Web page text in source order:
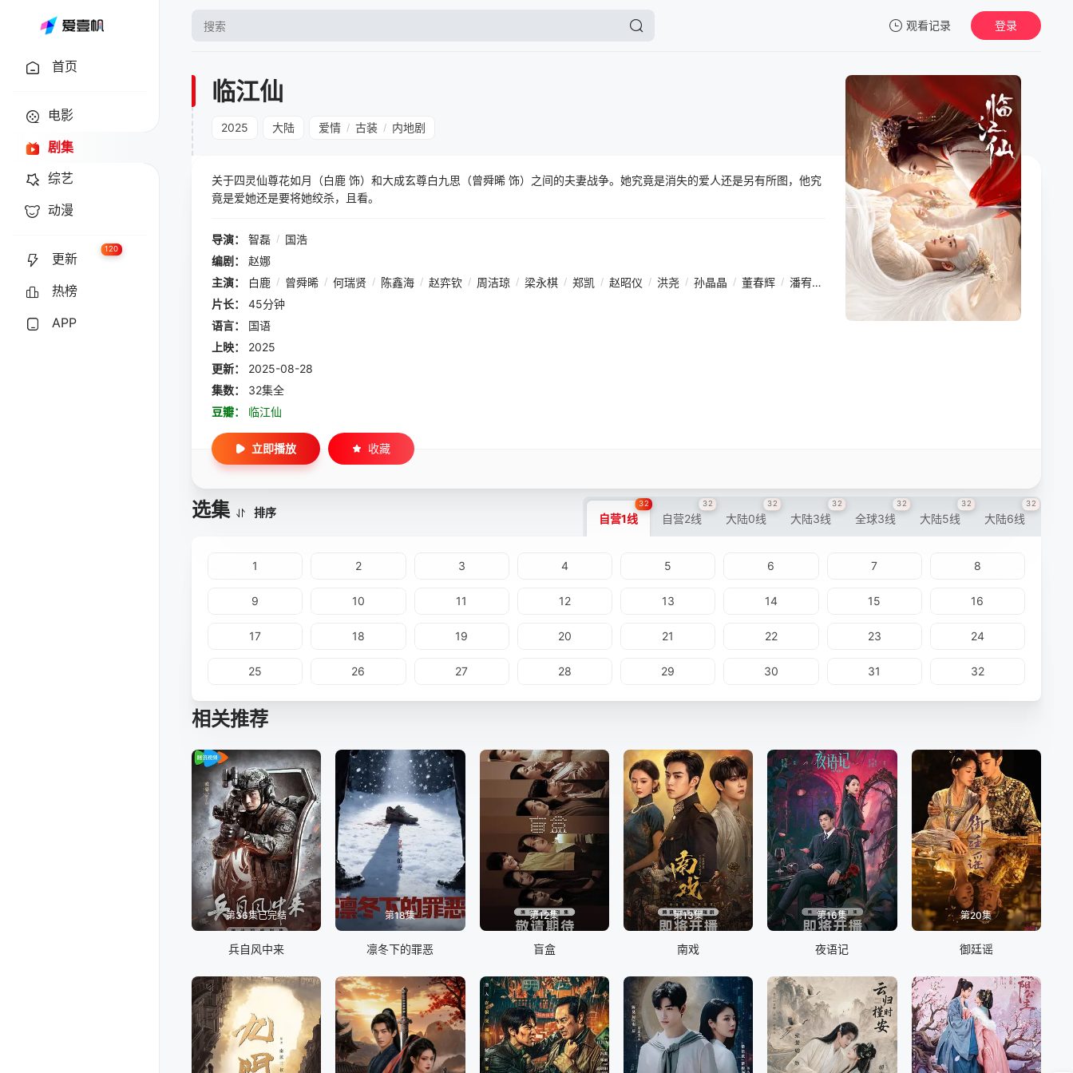
观看记录
暂无观看影片的记录
登录
首页
电影
剧集
综艺
动漫
更新
120
热榜
APP
临江仙
2025 大陆 爱情 / 古装 / 内地剧
关于四灵仙尊花如月（白鹿 饰）和大成玄尊白九思（曾舜晞 饰）之间的夫妻战争。她究竟是消失的爱人还是另有所图，他究
竟是爱她还是要将她绞杀，且看。
导演： 智磊 / 国浩
编剧：
赵娜
主演：
白鹿 / 曾舜晞 / 何瑞贤 / 陈鑫海 / 赵弈钦 / 周洁琼 / 梁永棋 / 郑凯 / 赵昭仪 / 洪尧 / 孙晶晶 / 董春辉 / 潘宥诚 胡耘豪 / 张籽沐 / 金绪泽
片长：
45分钟
语言：
国语
上映：
2025
更新：
2025-08-28
集数：
32集全
豆瓣：
临江仙
立即播放 收藏
选集 排序 自营1线
32
自营2线
32
大陆0线
32
大陆3线
32
全球3线
32
大陆5线
32
大陆6线
32
1 2 3 4 5 6 7 8
9 10 11 12 13 14 15 16
17 18 19 20 21 22 23 24
25 26 27 28 29 30 31 32
相关推荐
第36集已完结
兵自风中来
第18集
凛冬下的罪恶
第12集
盲盒
第13集
南戏
第16集
夜语记
第20集
御廷谣